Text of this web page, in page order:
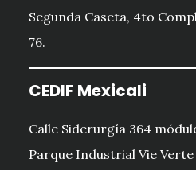
Segunda Caseta, 4to
76.
CEDIF Mexicali
Calle Siderurgía 364
Parque Industrial Vie